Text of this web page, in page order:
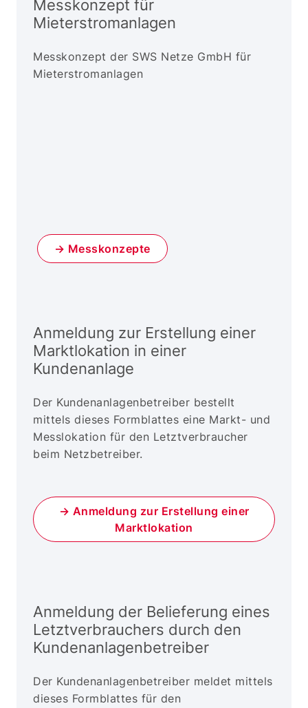
Messkonzept für
Mieterstromanlagen
Messkonzept der SWS Netze GmbH für
Mieterstromanlagen
→ Messkonzepte
Anmeldung zur Erstellung einer
Marktlokation in einer
Kundenanlage
Der Kundenanlagenbetreiber bestellt
mittels dieses Formblattes eine Markt- und
Messlokation für den Letztverbraucher
beim Netzbetreiber.
→ Anmeldung zur Erstellung einer
Marktlokation
Anmeldung der Belieferung eines
Letztverbrauchers durch den
Kundenanlagenbetreiber
Der Kundenanlagenbetreiber meldet mittels
dieses Formblattes für den